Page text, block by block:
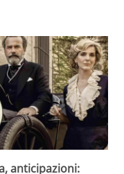
anticipazioni: